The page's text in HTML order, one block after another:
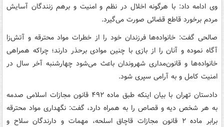
وی ادامه داد: با هرگونه اخلال در نظم و امنیت و برهم زنندگان آسایش
مردم برخورد قاطع قضائی صورت می‌گیرد.
صالحی گفت: خانواده‌ها فرزندان خود را از خطرات مواد محترقه و آتش‌زا
آگاه نموده و آنان را از بازی با چنین موادی برحذر دارند؛ چراکه همراهی
خانواده‌ها و قانون‌مداری شهروندان باعث می‌شود چهارشنبه آخر سال در
امنیت کامل و به آرامی سپری شود.
دادستان تهران با بیان اینکه طبق ماده ۴۹۲ قانون مجازات اسلامی صدمه
به هر شخص دیه و قصاص را به همراه دارد، گفت: نگهداری مواد محترقه
برابر ماده ۲ قانون مجازات قاچاق اسلحه، مهمات و دارندگان سلاح و